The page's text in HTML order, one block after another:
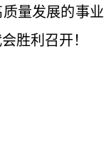
量发展的事
胜利召开！